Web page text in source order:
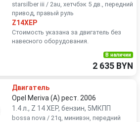
starsilber iii / 2au, хетчбэк 5 дв., передний
привод, правый руль
Z14XEP
Стоимость указана за двигатель без
навесного оборудования.
В наличии
2 635 BYN
Двигатель
Opel Meriva (A) рест. 2006
1.4 л., Z 14 XEP, бензин, 5МКПП
bossa nova / 21q, минивэн, передний